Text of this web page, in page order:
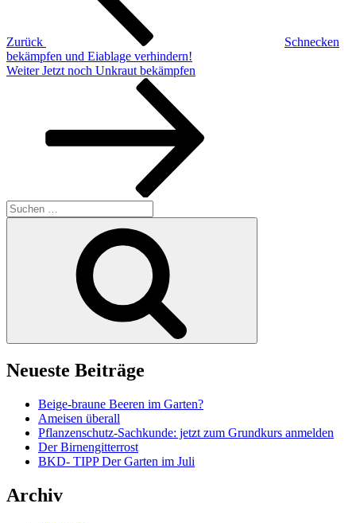
Zurück
Schnecken
bekämpfen und Eiablage verhindern!
Nächster
Weiter Jetzt noch Unkraut bekämpfen
Suchen
nach:
Neueste Beiträge
Beige-braune Beeren im Garten?
Ameisen überall
Pflanzenschutz-Sachkunde: jetzt zum Grundkurs anmelden
Der Birnengitterrost
BKD- TIPP Der Garten im Juli
Archiv